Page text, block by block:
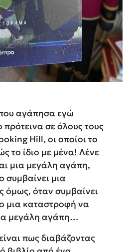
που αγάπησα εγώ
σε όλους τους
Hill, οι οποίοι το
το ίδιο με μένα! Λένε
μια μεγάλη αγάπη,
συμβαίνει μια
όμως, όταν συμβαίνει
μια καταστροφή να
μεγάλη αγάπη…
πως διαβάζοντας